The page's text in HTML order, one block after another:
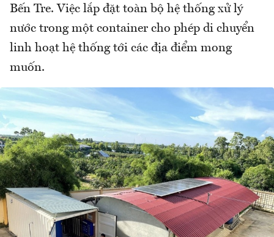
Bến Tre. Việc lắp đặt toàn bộ hệ thống xử lý
nước trong một container cho phép di chuyển
linh hoạt hệ thống tới các địa điểm mong
muốn.